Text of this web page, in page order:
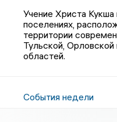
Учение Христа
поселениях,
территории
Тульской,
областей.
События недели